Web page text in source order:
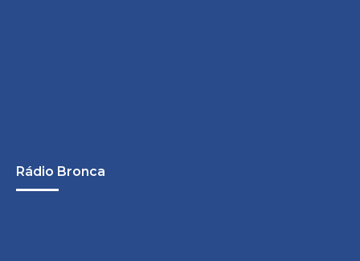
Rádio Bronca